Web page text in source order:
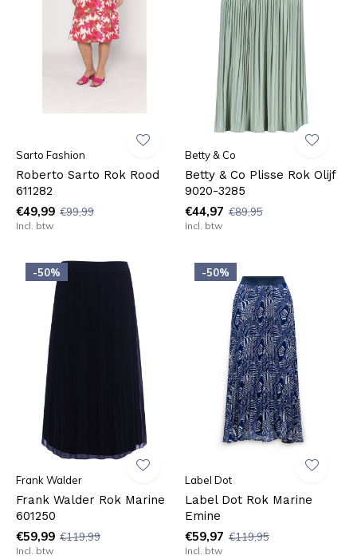
Sarto Fashion
Roberto Sarto Rok Rood
611282
€49,99 €99,99
Incl. btw
Betty & Co
Betty & Co Plisse Rok Olijf
9020-3285
€44,97 €89,95
Incl. btw
-50%
Frank Walder
Frank Walder Rok Marine
601250
€59,99 €119,99
Incl. btw
-50%
Label Dot
Label Dot Rok Marine
Emine
€59,97 €119,95
Incl. btw